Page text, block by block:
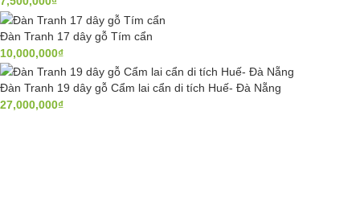
Đàn Tranh 17 dây gỗ Tím cẩn
10,000,000₫
Đàn Tranh 19 dây gỗ Cẩm lai cẩn di tích Huế- Đà Nẵng
27,000,000₫